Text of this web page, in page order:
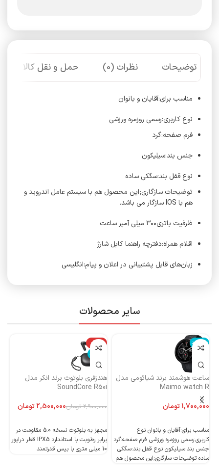
توضیحات نظرات (0) حمل و نقل کالا
مناسب برای:آقایان و بانوان
نوع کاربری:رسمی روزمره ورزشی
فرم صفحه:گرد
جنس بند:سیلیکون
نوع قفل بند:سگکی ساده
توضیحات سازگاری;این محصول هم با سیستم عامل اندروید و
هم با IOS سازگار می باشد.
ظرفیت باتری۳۰۰ میلی آمپر ساعت
اقلام همراه:دفترچه راهنما کابل شارژ
زبان‌های قابل پشتیبانی در اعلان و پیام:انگلیسی
سایر محصولات
ناموجود
ساعت هوشمند برند شیائومی مدل
Maimo watch R
تومان
مناسب برای:آقایان و بانوان نوع
کاربری:رسمی روزمره ورزشی فرم صفحه:گرد
جنس بند:سیلیکون نوع قفل بند:سگکی
ساده توضیحات سازگاری;این محصول هم
-14%
ناموجود
هندزفری بلوتوث برند انکر مدل
SoundCore R50i
2,900,000 تومان2,500,000تومان
مجهز به بلوتوث نسخه 5.0 مقاومت در
برابر رطوبت با استاندارد IPX5 قطر درایور
10 میلی متری با بیس قدرتمند